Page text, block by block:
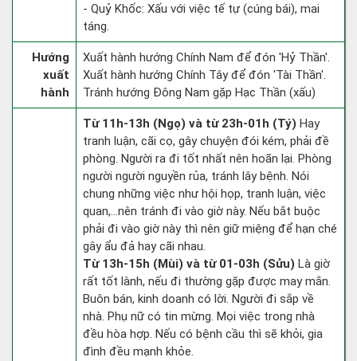
- Quỷ Khốc: Xấu với việc tế tự (cúng bái), mai
táng.
Hướng
xuất
hành
Xuất hành hướng Chính Nam để đón 'Hỷ Thần'.
Xuất hành hướng Chính Tây để đón 'Tài Thần'.
Tránh hướng Đông Nam gặp Hạc Thần (xấu)
Từ 11h-13h (Ngọ) và từ 23h-01h (Tý) Hay
tranh luận, cãi cọ, gây chuyện đói kém, phải đề
phòng. Người ra đi tốt nhất nên hoãn lại. Phòng
người người nguyền rủa, tránh lây bệnh. Nói
chung những việc như hội họp, tranh luận, việc
quan,…nên tránh đi vào giờ này. Nếu bắt buộc
phải đi vào giờ này thì nên giữ miệng để hạn ché
gây ẩu đả hay cãi nhau.
Từ 13h-15h (Mùi) và từ 01-03h (Sửu) Là giờ
rất tốt lành, nếu đi thường gặp được may mắn.
Buôn bán, kinh doanh có lời. Người đi sắp về
nhà. Phụ nữ có tin mừng. Mọi việc trong nhà
đều hòa hợp. Nếu có bệnh cầu thì sẽ khỏi, gia
đình đều mạnh khỏe.